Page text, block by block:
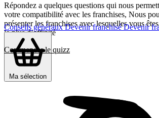
Conseils générauxDevenir franchiséDevenir
Ma sélection
Répondez a quelques questions qui nous
votre compatibilité avec les franchises, Nous
présenter les franchises avec lesquelles vous
le plus d’affinité
Commencer le quizz